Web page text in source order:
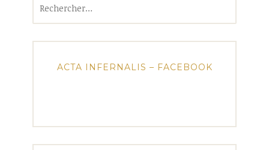
ACTA INFERNALIS – FACEBOOK